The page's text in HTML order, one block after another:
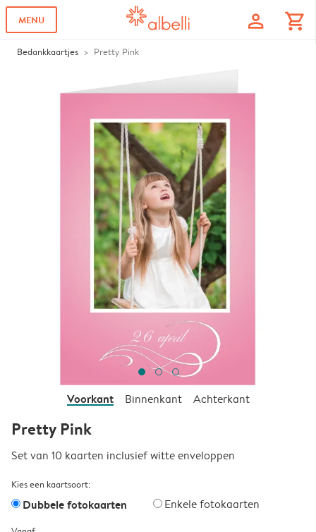
MENU profile shopping_cart
Bedankkaartjes Pretty Pink
Voorkant Binnenkant Achterkant
Pretty Pink
Set van 10 kaarten inclusief witte enveloppen
Kies een kaartsoort:
Dubbele fotokaarten Enkele fotokaarten